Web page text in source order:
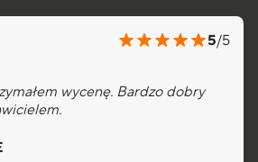
5/5
wycenę. Bardzo dobry